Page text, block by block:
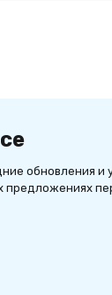
обновления и
предложениях